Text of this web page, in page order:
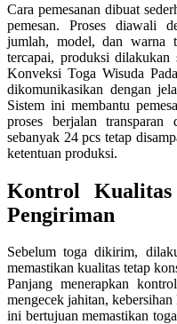
Cara pemesanan dibuat
pemesan. Proses diawali
jumlah, model, dan warna
tercapai, produksi dilakukan
Konveksi Toga Wisuda
dikomunikasikan dengan
Sistem ini membantu
proses berjalan transparan
sebanyak 24 pcs tetap
ketentuan produksi.
Kontrol Kualitas
Pengiriman
Sebelum toga dikirim,
memastikan kualitas tetap
Panjang menerapkan
mengecek jahitan,
ini bertujuan memastikan